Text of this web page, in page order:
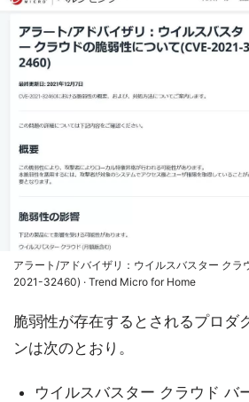
アラート/アドバイザリ：ウイルスバスター クラ
2021-32460) · Trend Micro for Home
脆弱性が存在するとされるプロダ
ンは次のとおり。
ウイルスバスター クラウド バ